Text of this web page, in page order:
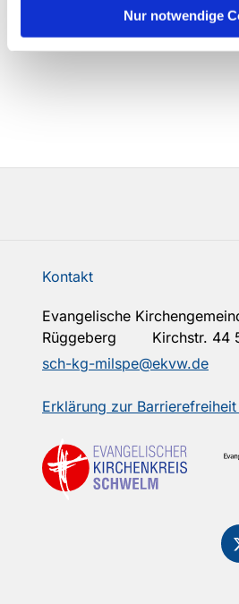
Nur notwendige
Kontakt
Evangelische
Rüggeberg Kirchstr. 44
sch-kg-milspe@ekvw.de
Erklärung zur Barrierefreiheit